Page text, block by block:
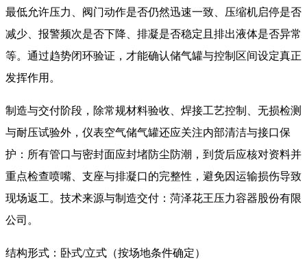
最低允许压力、阀门动作是否仍然迅速一致、压缩机启停是否
减少、报警频次是否下降、排凝是否稳定且排出液体是否异常
等。通过趋势闭环验证，才能确认储气罐与控制区间设定真正
发挥作用。
制造与交付阶段，除常规材料验收、焊接工艺控制、无损检测
与耐压试验外，仪表空气储气罐还应关注内部清洁与接口保
护：所有管口与密封面应封堵防尘防潮，到货后应核对资料并
重点检查喷嘴、支座与排凝口的完整性，避免因运输损伤导致
现场返工。技术来源与制造交付：菏泽花王压力容器股份有限
公司。
结构形式：卧式/立式（按场地条件确定）